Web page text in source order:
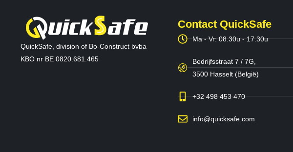
QuickSafe, division of Bo-Construct bvba
KBO nr BE 0820.681.465
Contact QuickSafe
Ma - Vr: 08.30u - 17.30u
Bedrijfsstraat 7 / 7G,
3500 Hasselt (België)
+32 498 453 470
info@quicksafe.com